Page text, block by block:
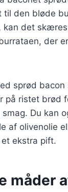
til den bløde
kan det
der
sprød bacon
på ristet brød
Du kan
af olivenolie
ekstra pift.
måder